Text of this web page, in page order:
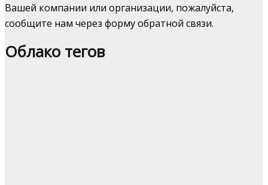
Вашей компании или организации, пожалуйста,
сообщите нам через форму обратной связи.
Облако тегов